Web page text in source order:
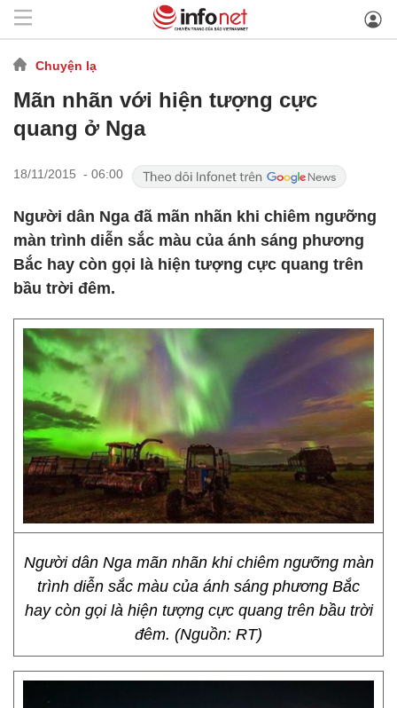
Chuyện lạ
Mãn nhãn với hiện tượng cực
quang ở Nga
18/11/2015 - 06:00
Người dân Nga đã mãn nhãn khi chiêm ngưỡng
màn trình diễn sắc màu của ánh sáng phương
Bắc hay còn gọi là hiện tượng cực quang trên
bầu trời đêm.
Người dân Nga mãn nhãn khi chiêm ngưỡng màn
trình diễn sắc màu của ánh sáng phương Bắc
hay còn gọi là hiện tượng cực quang trên bầu trời
đêm. (Nguồn: RT)